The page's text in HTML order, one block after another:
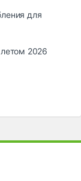
для
2026